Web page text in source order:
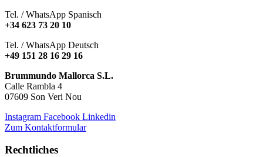
Tel. / WhatsApp Spanisch
+34 623 73 20 10
Tel. / WhatsApp Deutsch
+49 151 28 16 29 16
Brummundo Mallorca S.L.
Calle Rambla 4
07609 Son Veri Nou
Instagram Facebook Linkedin
Zum Kontaktformular
Rechtliches